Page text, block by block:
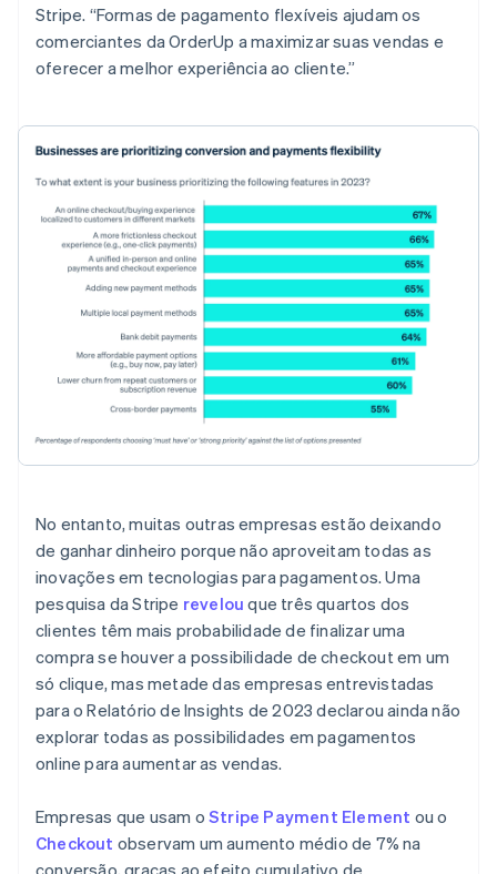
Stripe. “Formas de pagamento flexíveis ajudam os
comerciantes da OrderUp a maximizar suas vendas e
oferecer a melhor experiência ao cliente.”
No entanto, muitas outras empresas estão deixando
de ganhar dinheiro porque não aproveitam todas as
inovações em tecnologias para pagamentos. Uma
pesquisa da Stripe revelou que três quartos dos
clientes têm mais probabilidade de finalizar uma
compra se houver a possibilidade de checkout em um
só clique, mas metade das empresas entrevistadas
para o Relatório de Insights de 2023 declarou ainda não
explorar todas as possibilidades em pagamentos
online para aumentar as vendas.
Empresas que usam o Stripe Payment Element ou o
Checkout observam um aumento médio de 7% na
Alemanha
DeutschEnglish
Austrália
DeutschEnglish
Bélgica
NederlandsFrançais DeutschEnglish
Brasil
PortuguêsEnglish
Bulgária
English
Canadá
English Français
China continental
简体中文 English
Chipre
Croácia
English Italiano
Dinamarca